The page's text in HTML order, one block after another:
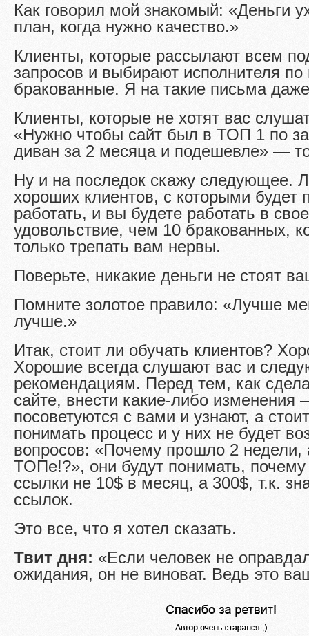
Как говорил мой знакомый: «Деньги
план, когда нужно качество.»
Клиенты, которые рассылают всем
запросов и выбирают исполнителя по
бракованные. Я на такие письма
Клиенты, которые не хотят вас
«Нужно чтобы сайт был в ТОП 1 по
диван за 2 месяца и подешевле» —
Ну и на последок скажу следующее.
хороших клиентов, с которыми будет
работать, и вы будете работать в
удовольствие, чем 10 бракованных,
только трепать вам нервы.
Поверьте, никакие деньги не стоят
Помните золотое правило: «Лучше
лучше.»
Итак, стоит ли обучать клиентов?
Хорошие всегда слушают вас и
рекомендациям. Перед тем, как
сайте, внести какие-либо изменения
посоветуются с вами и узнают, а
понимать процесс и у них не будет
вопросов: «Почему прошло 2
ТОПе!?», они будут понимать,
ссылки не 10$ в месяц, а 300$, т.к.
ссылок.
Это все, что я хотел сказать.
Твит дня: «Если человек не
ожидания, он не виноват. Ведь это